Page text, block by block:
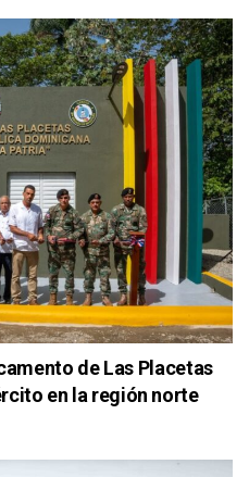
de Las Placetas
en la región norte